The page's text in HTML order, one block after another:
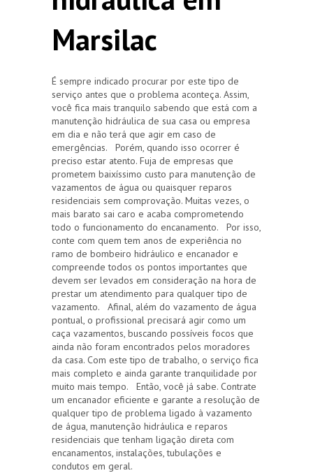
Marsilac
É sempre indicado procurar por este tipo de
serviço antes que o problema aconteça. Assim,
você fica mais tranquilo sabendo que está com a
manutenção hidráulica de sua casa ou empresa
em dia e não terá que agir em caso de
emergências. Porém, quando isso ocorrer é
preciso estar atento. Fuja de empresas que
prometem baixíssimo custo para manutenção de
vazamentos de água ou quaisquer reparos
residenciais sem comprovação. Muitas vezes, o
mais barato sai caro e acaba comprometendo
todo o funcionamento do encanamento. Por isso,
conte com quem tem anos de experiência no
ramo de bombeiro hidráulico e encanador e
compreende todos os pontos importantes que
devem ser levados em consideração na hora de
prestar um atendimento para qualquer tipo de
vazamento. Afinal, além do vazamento de água
pontual, o profissional precisará agir como um
caça vazamentos, buscando possíveis focos que
ainda não foram encontrados pelos moradores
da casa. Com este tipo de trabalho, o serviço fica
mais completo e ainda garante tranquilidade por
muito mais tempo. Então, você já sabe. Contrate
um encanador eficiente e garante a resolução de
qualquer tipo de problema ligado à vazamento
de água, manutenção hidráulica e reparos
residenciais que tenham ligação direta com
encanamentos, instalações, tubulações e
condutos em geral.